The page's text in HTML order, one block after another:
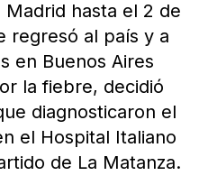
hasta el 2 de
regresó al país y a
en Buenos Aires
la fiebre, decidió
diagnosticaron el
el Hospital Italiano
de La Matanza.